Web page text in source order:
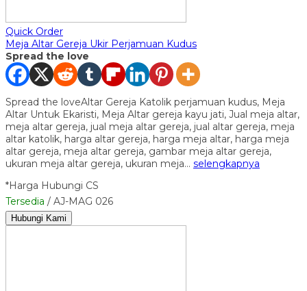
Quick Order
Meja Altar Gereja Ukir Perjamuan Kudus
Spread the love
Spread the loveAltar Gereja Katolik perjamuan kudus, Meja
Altar Untuk Ekaristi, Meja Altar gereja kayu jati, Jual meja altar,
meja altar gereja, jual meja altar gereja, jual altar gereja, meja
altar katolik, harga altar gereja, harga meja altar, harga meja
altar gereja, meja altar gereja, gambar meja altar gereja,
ukuran meja altar gereja, ukuran meja… selengkapnya
*Harga Hubungi CS
Tersedia / AJ-MAG 026
Hubungi Kami